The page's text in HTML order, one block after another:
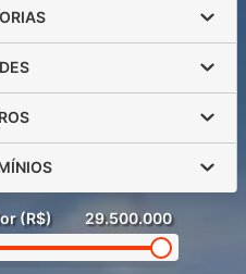
(R$) 29.500.000